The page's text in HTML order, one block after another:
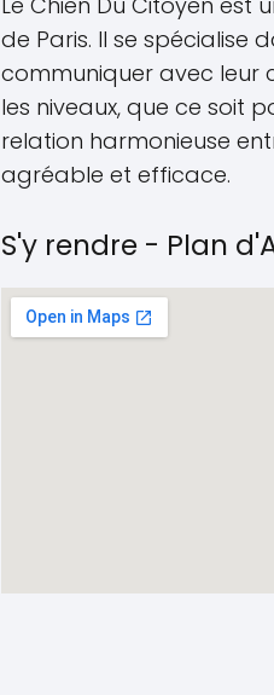
de Paris. Il se
communiquer avec leur
les niveaux, que ce soit
relation harmonieuse
agréable et efficace.
S'y rendre - Plan